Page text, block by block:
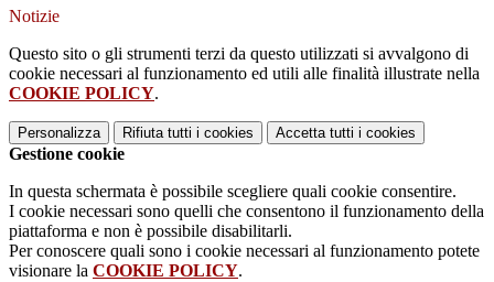
Notizie
Questo sito o gli strumenti terzi da questo utilizzati si avvalgono di
cookie necessari al funzionamento ed utili alle finalità illustrate nella
COOKIE POLICY.
Personalizza Rifiuta tutti i cookies Accetta tutti i cookies
Gestione cookie
In questa schermata è possibile scegliere quali cookie consentire.
I cookie necessari sono quelli che consentono il funzionamento della
piattaforma e non è possibile disabilitarli.
Per conoscere quali sono i cookie necessari al funzionamento potete
visionare la COOKIE POLICY.